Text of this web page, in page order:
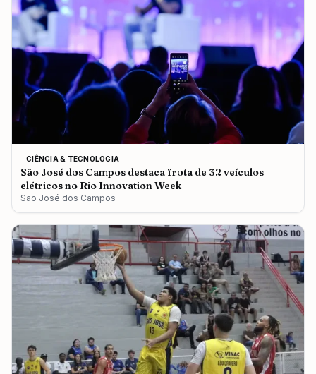
CIÊNCIA & TECNOLOGIA
São José dos Campos destaca frota de 32 veículos
elétricos no Rio Innovation Week
São José dos Campos